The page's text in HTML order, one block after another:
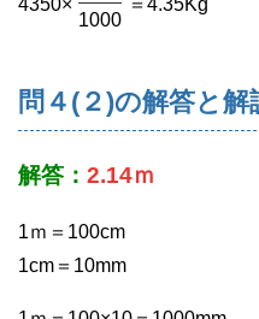
1000
問４(２)の解答と解
解答： 2.14ｍ
1ｍ＝100cm
1cm＝10mm